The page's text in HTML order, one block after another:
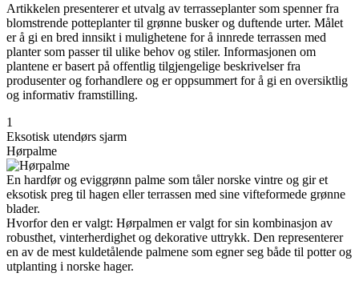
Artikkelen presenterer et utvalg av terrasseplanter som spenner fra
blomstrende potteplanter til grønne busker og duftende urter. Målet
er å gi en bred innsikt i mulighetene for å innrede terrassen med
planter som passer til ulike behov og stiler. Informasjonen om
plantene er basert på offentlig tilgjengelige beskrivelser fra
produsenter og forhandlere og er oppsummert for å gi en oversiktlig
og informativ framstilling.
1
Eksotisk utendørs sjarm
Hørpalme
En hardfør og eviggrønn palme som tåler norske vintre og gir et
eksotisk preg til hagen eller terrassen med sine vifteformede grønne
blader.
Hvorfor den er valgt: Hørpalmen er valgt for sin kombinasjon av
robusthet, vinterherdighet og dekorative uttrykk. Den representerer
en av de mest kuldetålende palmene som egner seg både til potter og
utplanting i norske hager.